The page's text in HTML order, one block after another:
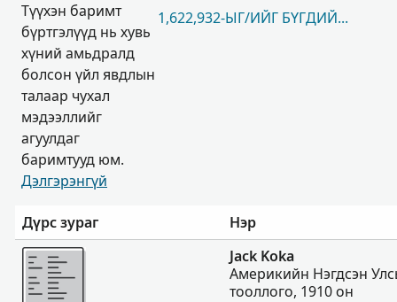
Түүхэн баримт
бүртгэлүүд нь хувь
хүний амьдралд
болсон үйл явдлын
талаар чухал
мэдээллийг
агуулдаг
баримтууд юм.
Дэлгэрэнгүй
1,622,932-ЫГ/ИЙГ БҮГДИЙГ НЬ
Дүрс зураг
Нэр
Нэмэх
Jack Koka
Америкийн Нэгдсэн
тооллого, 1910 он